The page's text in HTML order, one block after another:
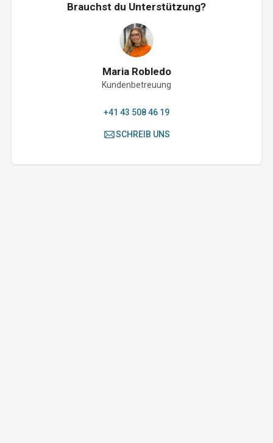
Brauchst du Unterstützung?
Maria Robledo
Kundenbetreuung
+41 43 508 46 19
SCHREIB UNS